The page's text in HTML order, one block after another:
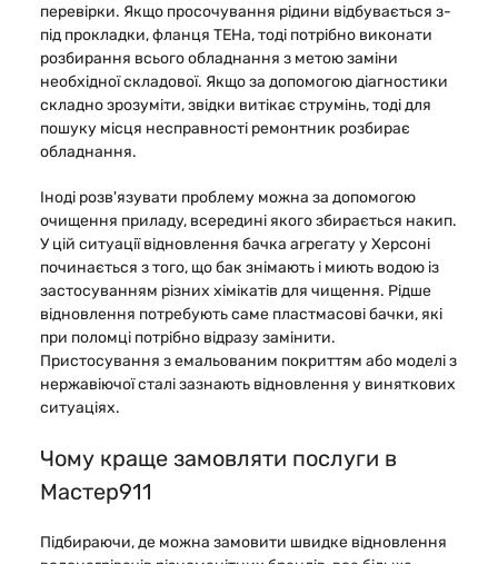
перевірки. Якщо просочування рідини відбувається з-
під прокладки, фланця ТЕНа, тоді потрібно виконати
розбирання всього обладнання з метою заміни
необхідної складової. Якщо за допомогою діагностики
складно зрозуміти, звідки витікає струмінь, тоді для
пошуку місця несправності ремонтник розбирає
обладнання.
Іноді розв'язувати проблему можна за допомогою
очищення приладу, всередині якого збирається накип.
У цій ситуації відновлення бачка агрегату у Херсоні
починається з того, що бак знімають і миють водою із
застосуванням різних хімікатів для чищення. Рідше
відновлення потребують саме пластмасові бачки, які
при поломці потрібно відразу замінити.
Пристосування з емальованим покриттям або моделі з
нержавіючої сталі зазнають відновлення у виняткових
ситуаціях.
Чому краще замовляти послуги в
Мастер911
Підбираючи, де можна замовити швидке відновлення